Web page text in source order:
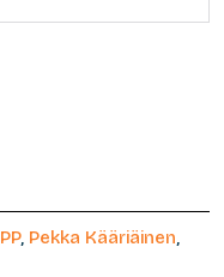
, Pekka Kääriäinen,